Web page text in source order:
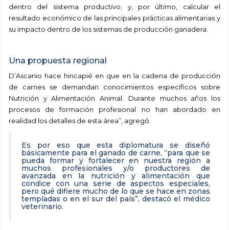
dentro del sistema productivo; y, por último, calcular el
resultado económico de las principales prácticas alimentarias y
su impacto dentro de los sistemas de producción ganadera.
Una propuesta regional
D’Ascanio hace hincapié en que en la cadena de producción
de carnes se demandan conocimientos específicos sobre
Nutrición y Alimentación Animal . Durante muchos años los
procesos de formación profesional no han abordado en
realidad los detalles de esta área”, agregó.
Es por eso que esta diplomatura se diseñó
básicamente para el ganado de carne, “para que se
pueda formar y fortalecer en nuestra región a
muchos profesionales y/o productores de
avanzada en la nutrición y alimentación que
condice con una serie de aspectos especiales,
pero qué difiere mucho de lo que se hace en zonas
templadas o en el sur del país”, destacó el médico
veterinario.